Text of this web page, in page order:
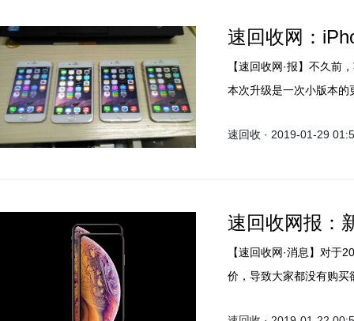
速回收网：
【速回收网·报】不久前
本次升级是一次小版本
速回收 · 2019-01-29
速回收网报：
【速回收网·消息】对于
价，导致大家都没有购